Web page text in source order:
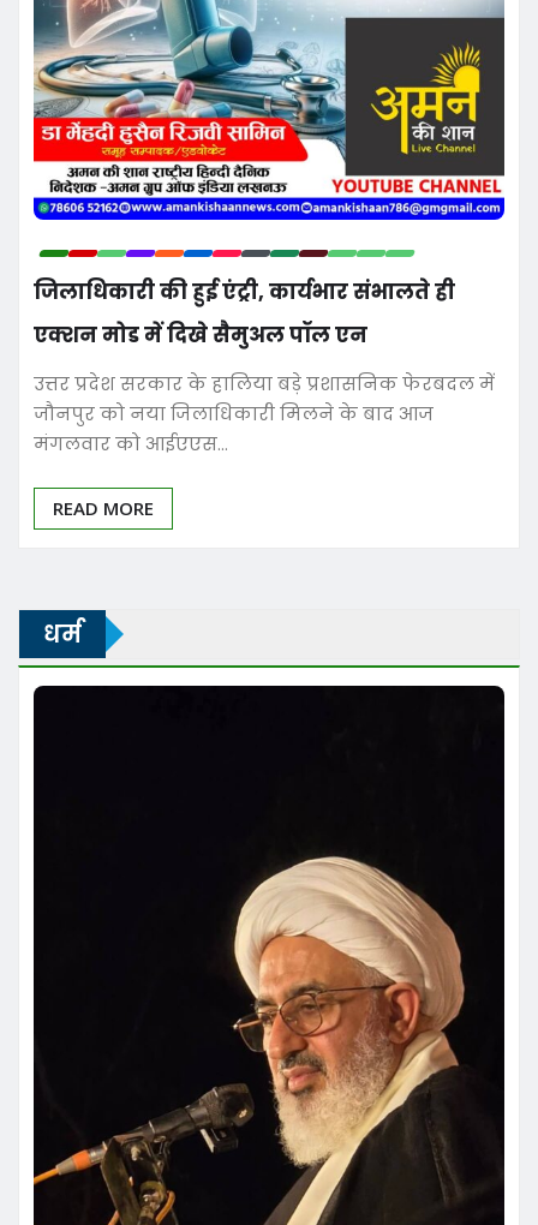
जिलाधिकारी की हुई एंट्री, कार्यभार संभालते ही
एक्शन मोड में दिखे सैमुअल पॉल एन
उत्तर प्रदेश सरकार के हालिया बड़े प्रशासनिक फेरबदल में
जौनपुर को नया जिलाधिकारी मिलने के बाद आज
मंगलवार को आईएएस…
READ MORE
धर्म